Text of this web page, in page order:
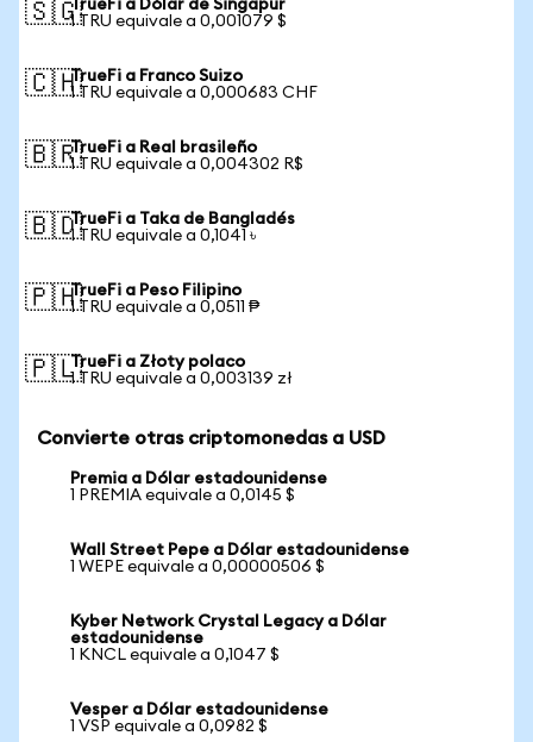
🇸🇬TrueFi a Dólar de Singapur
1 TRU equivale a 0,001079 $
🇨🇭TrueFi a Franco Suizo
1 TRU equivale a 0,000683 CHF
🇧🇷TrueFi a Real brasileño
1 TRU equivale a 0,004302 R$
🇧🇩TrueFi a Taka de Bangladés
1 TRU equivale a 0,1041 ৳
🇵🇭TrueFi a Peso Filipino
1 TRU equivale a 0,0511 ₱
🇵🇱TrueFi a Złoty polaco
1 TRU equivale a 0,003139 zł
Convierte otras criptomonedas a USD
Premia a Dólar estadounidense
1 PREMIA equivale a 0,0145 $
Wall Street Pepe a Dólar estadounidense
1 WEPE equivale a 0,00000506 $
Kyber Network Crystal Legacy a Dólar
estadounidense
1 KNCL equivale a 0,1047 $
Vesper a Dólar estadounidense
1 VSP equivale a 0,0982 $